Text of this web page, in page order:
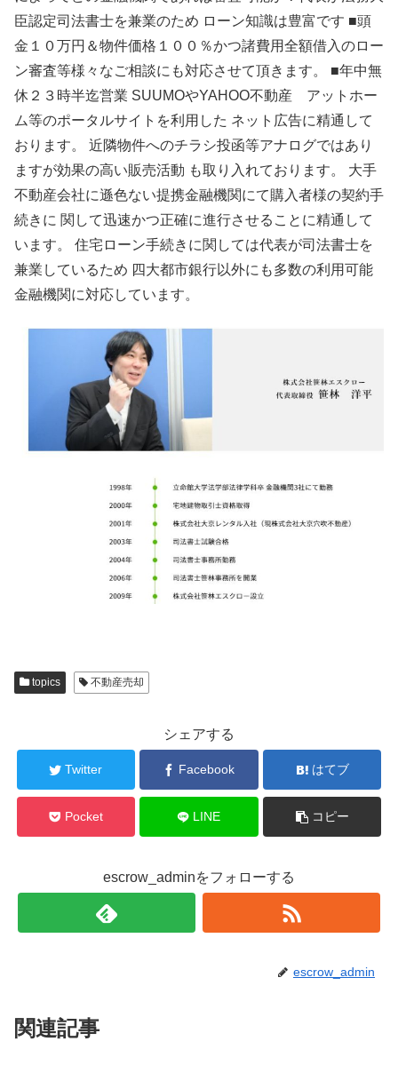
臣認定司法書士を兼業のため ローン知識は豊富です ■頭
金１０万円＆物件価格１００％かつ諸費用全額借入のロー
ン審査等様々なご相談にも対応させて頂きます。 ■年中無
休２３時半迄営業 SUUMOやYAHOO不動産 アットホー
ム等のポータルサイトを利用した ネット広告に精通して
おります。 近隣物件へのチラシ投函等アナログではあり
ますが効果の高い販売活動 も取り入れております。 大手
不動産会社に遜色ない提携金融機関にて購入者様の契約手
続きに 関して迅速かつ正確に進行させることに精通して
います。 住宅ローン手続きに関しては代表が司法書士を
兼業しているため 四大都市銀行以外にも多数の利用可能
金融機関に対応しています。
topics 不動産売却
シェアする
Twitter Facebook はてブ
Pocket LINE コピー
escrow_adminをフォローする
escrow_admin
関連記事